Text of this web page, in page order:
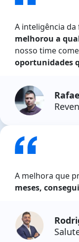
A inteligência
melhorou a
nosso time
oportunidades
A melhora que
meses,